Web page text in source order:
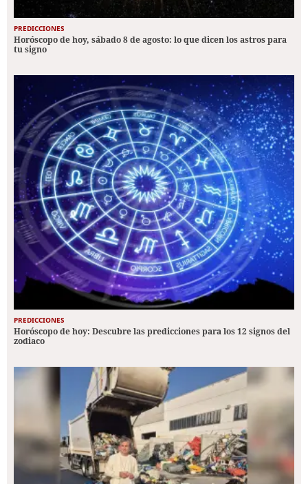
PREDICCIONES
Horóscopo de hoy, sábado 8 de agosto: lo que dicen los astros para
tu signo
PREDICCIONES
Horóscopo de hoy: Descubre las predicciones para los 12 signos del
zodiaco